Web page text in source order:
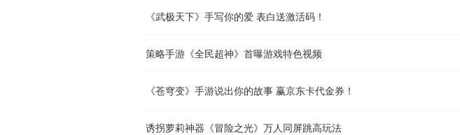
《武极天下》手写你的爱 表白送激活码！
策略手游《全民超神》首曝游戏特色视频
《苍穹变》手游说出你的故事 赢京东卡代金券！
诱拐萝莉神器《冒险之光》万人同屏跳高玩法